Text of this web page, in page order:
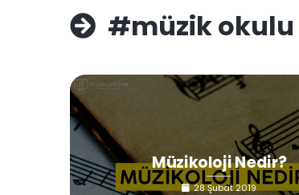
#müzik okulu
Müzikoloji Nedir?
28 Şubat 2019